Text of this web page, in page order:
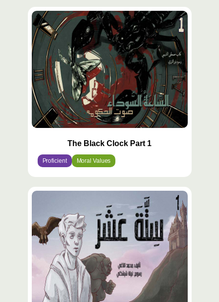
The Black Clock Part 1
Proficient Moral Values